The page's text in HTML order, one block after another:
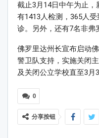
截止3月14日中午为止
有1413人检测，365人
诊。另外，还有7名非弗
佛罗里达州长宣布启动
警卫队支持，实施关闭
及关闭公立学校直至3月
0
分享按钮